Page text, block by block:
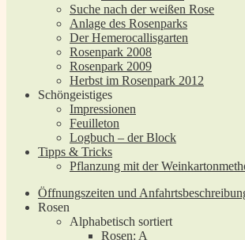
Suche nach der weißen Rose
Anlage des Rosenparks
Der Hemerocallisgarten
Rosenpark 2008
Rosenpark 2009
Herbst im Rosenpark 2012
Schöngeistiges
Impressionen
Feuilleton
Logbuch – der Block
Tipps & Tricks
Pflanzung mit der
Öffnungszeiten und
Rosen
Alphabetisch sortiert
Rosen: A